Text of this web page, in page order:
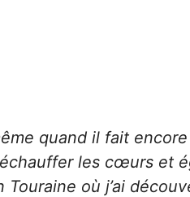
quand il fait
les cœurs et
où j’ai